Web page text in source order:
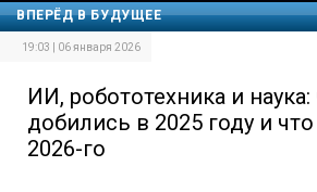
ВПЕРЁД В БУДУЩЕЕ
19:03 | 06 января 2026
ИИ, робототехника и
добились в 2025 году и
2026-го